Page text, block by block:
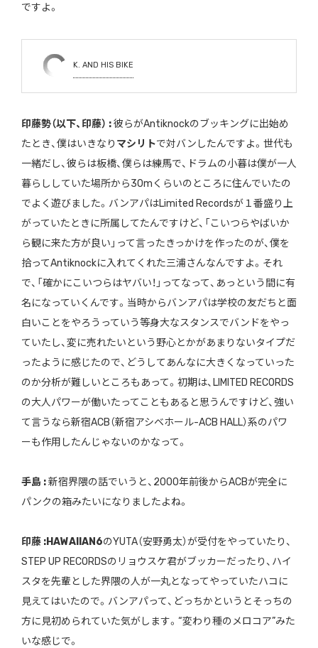
ですよ。
K. AND HIS BIKE
印藤勢（以下、印藤） :彼らがAntiknockのブッキングに出始め
たとき、僕はいきなり マシリトで対バンしたんですよ。世代も
一緒だし、彼らは板橋、僕らは練馬で、ドラムの小暮は僕が一人
暮らししていた場所から30mくらいのところに住んでいたの
でよく遊びました。バンアパはLimited Recordsが１番盛り上
がっていたときに所属してたんですけど、「こいつらやばいか
ら観に来た方が良い」って言ったきっかけを作ったのが、僕を
拾ってAntiknockに入れてくれた三浦さんなんですよ。それ
で、「確かにこいつらはヤバい！」ってなって、あっという間に有
名になっていくんです。当時からバンアパは学校の友だちと面
白いことをやろうっていう等身大なスタンスでバンドをやっ
ていたし、変に売れたいという野心とかがあまりないタイプだ
ったように感じたので、どうしてあんなに大きくなっていった
のか分析が難しいところもあって。初期は、LIMITED RECORDS
の大人パワーが働いたってこともあると思うんですけど、強い
て言うなら新宿ACB（新宿アシベホール-ACB HALL）系のパワ
ーも作用したんじゃないのかなって。
手島 :新宿界隈の話でいうと、2000年前後からACBが完全に
パンクの箱みたいになりましたよね。
印藤 :HAWAIIAN6のYUTA（安野勇太）が受付をやっていたり、
STEP UP RECORDSのリョウスケ君がブッカーだったり、ハイ
スタを先輩とした界隈の人が一丸となってやっていたハコに
見えてはいたので。バンアパって、どっちかというとそっちの
方に見初められていた気がします。“変わり種のメロコア”みた
いな感じで。